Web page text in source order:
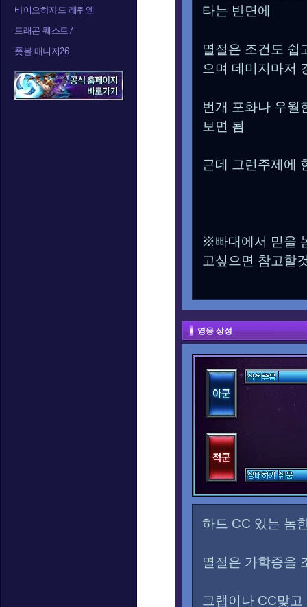
바이오하자드 레퀴엠
드래곤 퀘스트7
풋볼 매니저26
타는 반면에
멸절은 조건도 쉽
으며 데미지마저
번개 포화나 우월
보면 됨
근데 그런주제에
※빠대에서 믿을
고싶으면 참고할
영웅 상성
하드 CC 있는 놈
멸절은 가학증을
그랩이나 CC맞